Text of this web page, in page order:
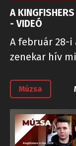
Múzsa
A
- VIDEÓ
A február 28-i
zenekar hív